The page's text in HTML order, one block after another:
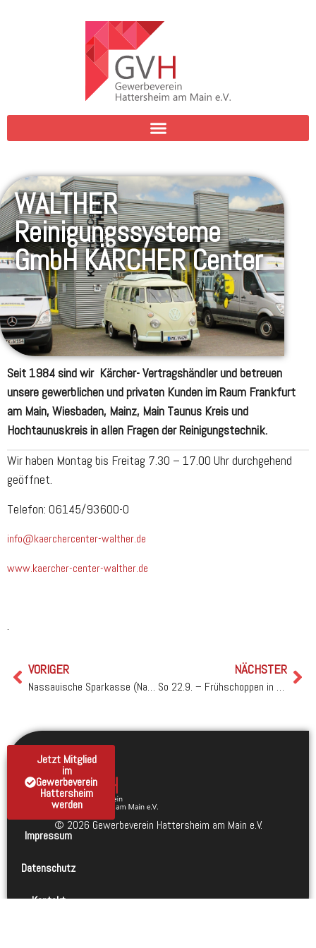
WALTHER
Reinigungssysteme
GmbH KÄRCHER Center
Seit 1984 sind wir Kärcher- Vertragshändler und betreuen
unsere gewerblichen und privaten Kunden im Raum Frankfurt
am Main, Wiesbaden, Mainz, Main Taunus Kreis und
Hochtaunuskreis in allen Fragen der Reinigungstechnik.
Wir haben Montag bis Freitag 7.30 – 17.00 Uhr durchgehend
geöffnet.
Telefon: 06145/93600-0
info@kaerchercenter-walther.de
www.kaercher-center-walther.de
.
VORIGER
Nassauische Sparkasse (Naspa) Hattersheim und Okriftel
NÄCHSTER
So 22.9. – Frühschoppen in Okriftel mit Marco Serra
© 2026 Gewerbeverein Hattersheim am Main e.V.
Jetzt Mitglied
im
Gewerbeverein
Hattersheim
werden
Impressum
Datenschutz
Kontakt